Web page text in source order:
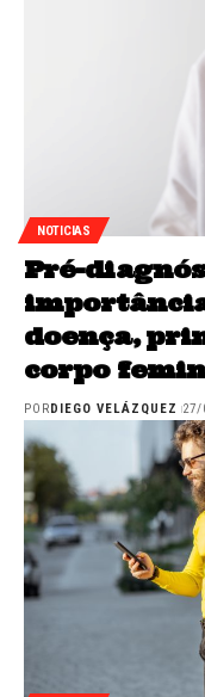
NOTICIAS
Pré-
doença,
corpo
PORDIEGO VELÁZQUEZ 27/